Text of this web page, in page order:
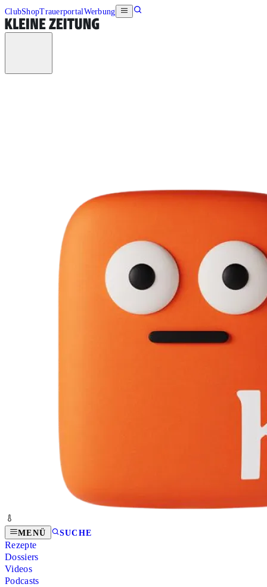
ClubShopTrauerportalWerbung
MENÜ SUCHE
Rezepte
Dossiers
Videos
Podcasts